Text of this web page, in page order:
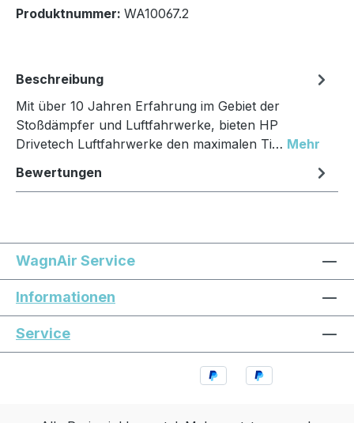
Produktnummer: WA10067.2
Beschreibung
Mit über 10 Jahren Erfahrung im Gebiet der
Stoßdämpfer und Luftfahrwerke, bieten HP
Drivetech Luftfahrwerke den maximalen Ti… Mehr
Bewertungen
WagnAir Service
Informationen
Service